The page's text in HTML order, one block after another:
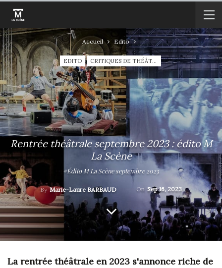
Accueil Edito
EDITO CRITIQUES DE THÉÂTRE
Rentrée théâtrale septembre 2023 : édito M
La Scène
#Édito M La Scène septembre 2023
ByMarie-Laure BARBAUD On Sep 16, 2023
La rentrée théâtrale en 2023 s'annonce riche de